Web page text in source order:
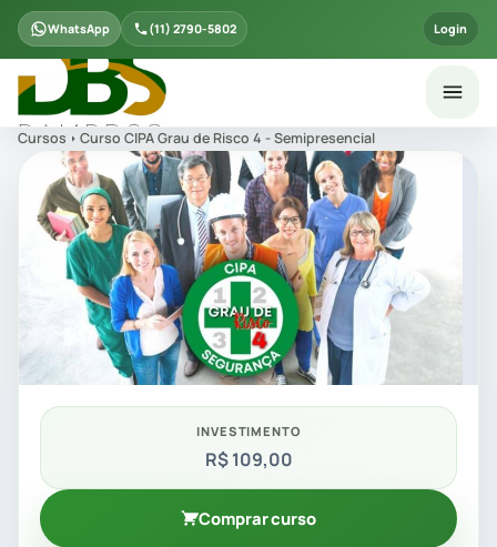
WhatsApp (11) 2790-5802 Login
Cursos Curso CIPA Grau de Risco 4 - Semipresencial
INVESTIMENTO
R$ 109,00
Comprar curso